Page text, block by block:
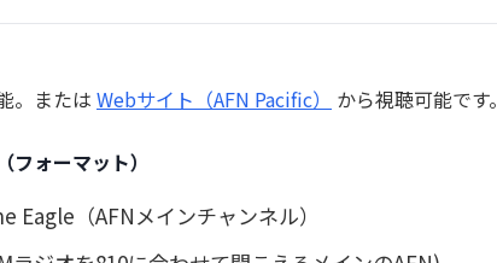
。または Webサイト（AFN Pacific） から視聴可能です。
ォーマット）
Eagle（AFNメインチャンネル）